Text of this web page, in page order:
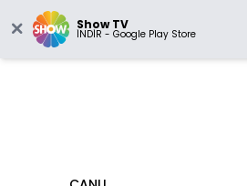
Show TV
İNDİR - Google Play Store